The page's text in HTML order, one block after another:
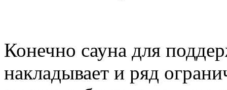
Конечно сауна для
накладывает и ряд